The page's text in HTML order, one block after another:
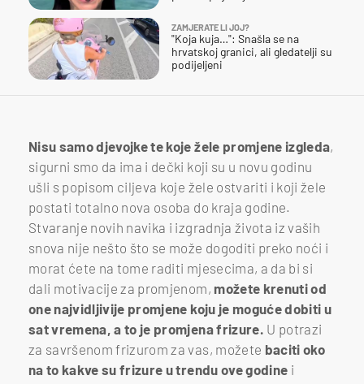
ZAMJERATE LI JOJ?
"Koja kuja…": Snašla se na
hrvatskoj granici, ali gledatelji su
podijeljeni
Nisu samo djevojke te koje žele promjene izgleda,
sigurni smo da ima i dečki koji su u novu godinu
ušli s popisom ciljeva koje žele ostvariti i koji žele
postati totalno nova osoba do kraja godine.
Stvaranje novih navika i izgradnja života iz vaših
snova nije nešto što se može dogoditi preko noći i
morat ćete na tome raditi mjesecima, a da bi si
dali motivacije za promjenom, možete krenuti od
one najvidljivije promjene koju je moguće dobiti u
sat vremena, a to je promjena frizure. U potrazi
za savršenom frizurom za vas, možete baciti oko
na to kakve su frizure u trendu ove godine i